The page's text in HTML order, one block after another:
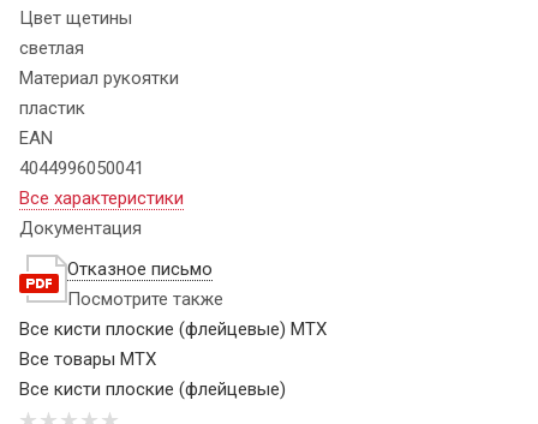
Цвет щетины
светлая
Материал рукоятки
пластик
EAN
4044996050041
Все характеристики
Документация
Отказное письмо
Посмотрите также
Все кисти плоские (флейцевые) MTX
Все товары MTX
Все кисти плоские (флейцевые)